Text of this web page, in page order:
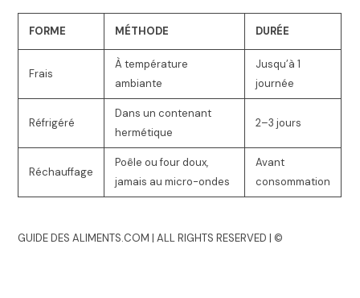
FORME MÉTHODE DURÉE
Frais
À température
ambiante
Jusqu’à 1
journée
Réfrigéré
Dans un contenant
hermétique
2–3 jours
Réchauffage
Poêle ou four doux,
jamais au micro-ondes
Avant
consommation
GUIDE DES ALIMENTS.COM | ALL RIGHTS RESERVED | ©